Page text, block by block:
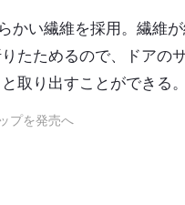
かい繊維を採用。繊維
たためるので、ドアの
取り出すことができる。
プを発売へ